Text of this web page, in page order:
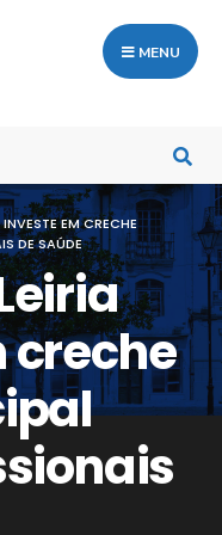
MENU
EM CRECHE
DE SAÚDE
creche